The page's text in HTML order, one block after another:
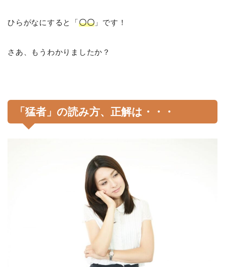
ひらがなにすると「〇〇 」です！
さあ、もうわかりましたか？
「猛者」の読み方、正解は・・・